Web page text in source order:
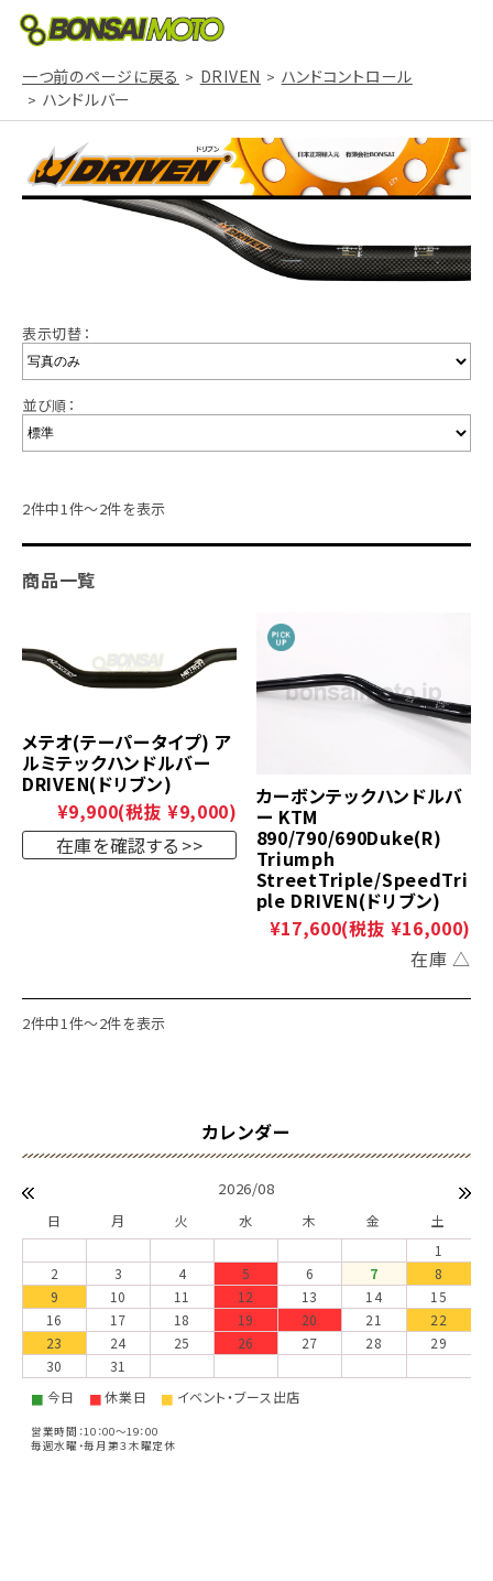
一つ前のページに戻る DRIVEN
ハンドコントロール
ハンドルバー
表示切替：
並び順：
2件中1件～2件を表示
商品一覧
メテオ(テーパータイプ) ア
ルミテックハンドルバー
DRIVEN(ドリブン)
¥9,900(税抜 ¥9,000)
在庫を確認する
カーボンテックハンドルバ
ー KTM
890/790/690Duke(R)
Triumph
StreetTriple/SpeedTri
ple DRIVEN(ドリブン)
¥17,600(税抜 ¥16,000)
在庫 △
2件中1件～2件を表示
2026/08
日 月 火 水 木 金
土
1
2
3 4 5 6 7
8
9
10 11 12 13 14
15
16
17 18 19 20 21
22
23
24 25 26 27 28
29
30
31
■ 今日 ■休業日 ■ イベント・ブース出店
営業時間：10：00～19：00
毎週水曜・毎月第３木曜定休